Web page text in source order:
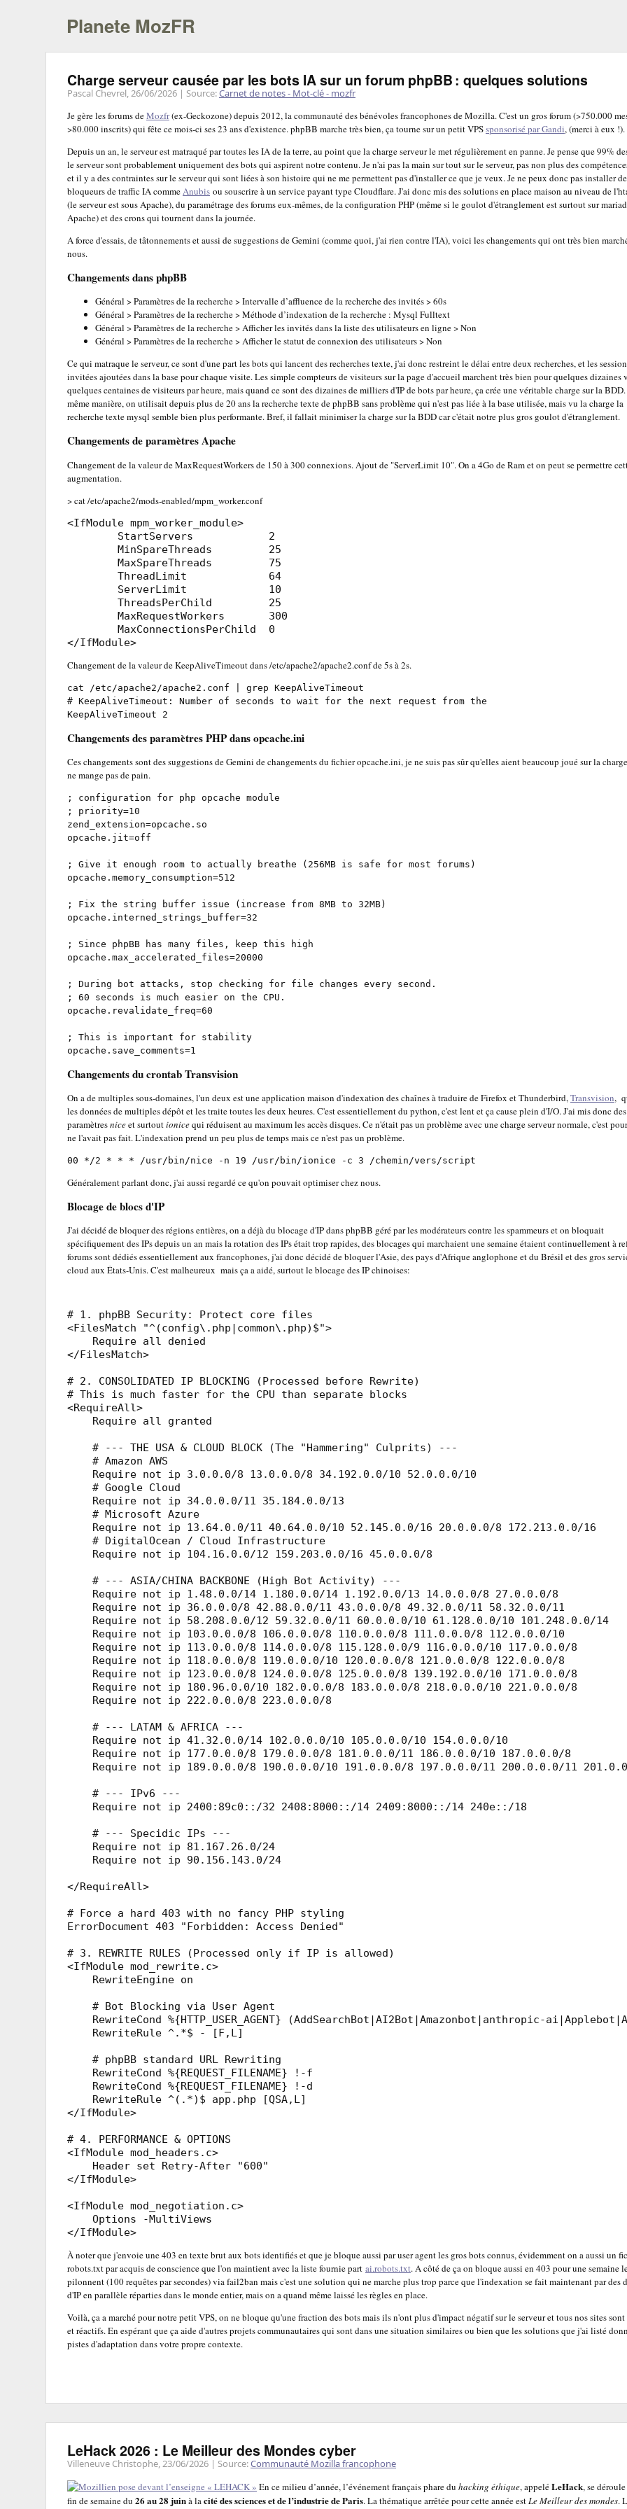
Planete MozFR
Charge serveur causée par les bots IA sur un forum phpBB : quelques solutions
Pascal Chevrel,26/06/2026 | Source:Carnet de notes - Mot-clé - mozfr
Je gère les forums deMozfr(ex-Geckozone) depuis 2012, la communauté des bénévoles francophones de Mozilla. C'est un gros forum (>750.000
>80.000 inscrits) qui fête ce mois-ci ses 23 ans d'existence. phpBB marche très bien, ça tourne sur un petit VPSsponsorisé par Gandi, (merci à eux !).
Depuis un an, le serveur est matraqué par toutes les IA de la terre, au point que la charge serveur le met régulièrement en panne. Je pense que 99%
le serveur sont probablement uniquement des bots qui aspirent notre contenu. Je n'ai pas la main sur tout sur le serveur, pas non plus des
et il y a des contraintes sur le serveur qui sont liées à son histoire qui ne me permettent pas d'installer ce que je veux. Je ne peux donc pas installer
bloqueurs de traffic IA commeAnubis ou souscrire à un service payant type Cloudflare. J'ai donc mis des solutions en place maison au niveau de
(le serveur est sous Apache), du paramétrage des forums eux-mêmes, de la configuration PHP (même si le goulot d'étranglement est surtout sur
Apache) et des crons qui tournent dans la journée.
A force d'essais, de tâtonnements et aussi de suggestions de Gemini (comme quoi, j'ai rien contre l'IA), voici les changements qui ont très bien
nous.
Changements dans phpBB
Général > Paramètres de la recherche > Intervalle d’affluence de la recherche des invités > 60s
Général > Paramètres de la recherche > Méthode d’indexation de la recherche : Mysql Fulltext
Général > Paramètres de la recherche > Afficher les invités dans la liste des utilisateurs en ligne > Non
Général > Paramètres de la recherche > Afficher le statut de connexion des utilisateurs > Non
Ce qui matraque le serveur, ce sont d'une part les bots qui lancent des recherches texte, j'ai donc restreint le délai entre deux recherches, et les
invitées ajoutées dans la base pour chaque visite. Les simple compteurs de visiteurs sur la page d'accueil marchent très bien pour quelques dizaines
quelques centaines de visiteurs par heure, mais quand ce sont des dizaines de milliers d'IP de bots par heure, ça crée une véritable charge sur la
même manière, on utilisait depuis plus de 20 ans la recherche texte de phpBB sans problème qui n'est pas liée à la base utilisée, mais vu la charge la
recherche texte mysql semble bien plus performante. Bref, il fallait minimiser la charge sur la BDD car c'était notre plus gros goulot d'étranglement.
Changements de paramètres Apache
Changement de la valeur de MaxRequestWorkers de 150 à 300 connexions. Ajout de "ServerLimit 10". On a 4Go de Ram et on peut se permettre
augmentation.
> cat /etc/apache2/mods-enabled/mpm_worker.conf
<IfModule mpm_worker_module>
        StartServers            2
        MinSpareThreads         25
        MaxSpareThreads         75
        ThreadLimit             64
        ServerLimit             10
        ThreadsPerChild         25
        MaxRequestWorkers       300
        MaxConnectionsPerChild  0
</IfModule>
Changement de la valeur de KeepAliveTimeout dans /etc/apache2/apache2.conf de 5s à 2s.
cat /etc/apache2/apache2.conf
# KeepAliveTimeout: Number of seconds to wait for the next request from the
KeepAliveTimeout 2
Changements des paramètres PHP dans opcache.ini
Ces changements sont des suggestions de Gemini de changements du fichier opcache.ini, je ne suis pas sûr qu'elles aient beaucoup joué sur la
ne mange pas de pain.
;
configuration for php opcache module
;
priority=10
zend_extension
opcache.jit=off
;
Give it enough room to actually breathe (256MB is safe for most forums)
opcache.memory_consumption=512
;
Fix the string buffer issue (increase from 8MB to 32MB)
opcache.interned_strings_buffer=32
;
Since phpBB has many files, keep this high
opcache.max_accelerated_files=20000
;
During bot attacks, stop checking for file changes every second.
;
60 seconds is much easier on the CPU.
opcache.revalidate_freq=60
;
This is important for stability
opcache.save_comments=1
Changements du crontab Transvision
On a de multiples sous-domaines, l'un deux est une application maison d'indexation des chaînes à traduire de Firefox et Thunderbird,Transvision,
les données de multiples dépôt et les traite toutes les deux heures. C'est essentiellement du python, c'est lent et ça cause plein d'I/O. J'ai mis donc des
paramètresniceet surtoutionicequi réduisent au maximum les accès disques. Ce n'était pas un problème avec une charge serveur normale, c'est
ne l'avait pas fait. L'indexation prend un peu plus de temps mais ce n'est pas un problème.
00 */2 * * * /usr/bin/nice -n 19 /usr/bin/ionice -c 3 /chemin/vers/script
Généralement parlant donc, j'ai aussi regardé ce qu'on pouvait optimiser chez nous.
Blocage de blocs d'IP
J'ai décidé de bloquer des régions entières, on a déjà du blocage d'IP dans phpBB géré par les modérateurs contre les spammeurs et on bloquait
spécifiquement des IPs depuis un an mais la rotation des IPs était trop rapides, des blocages qui marchaient une semaine étaient continuellement à
forums sont dédiés essentiellement aux francophones, j'ai donc décidé de bloquer l'Asie, des pays d'Afrique anglophone et du Brésil et des gros
cloud aux États-Unis. C'est malheureux mais ça a aidé, surtout le blocage des IP chinoises:
# 1. phpBB Security: Protect core files
<FilesMatch "^(config\.php|common\.php)$">
    Require all denied
</FilesMatch>
# 2. CONSOLIDATED IP BLOCKING (Processed before Rewrite)
# This is much faster for the CPU than separate blocks
<RequireAll>
    Require all granted
    # --- THE USA & CLOUD BLOCK (The "Hammering" Culprits) ---
    # Amazon AWS
    Require not ip 3.0.0.0/8 13.0.0.0/8 34.192.0.0/10 52.0.0.0/10
    # Google Cloud
    Require not ip 34.0.0.0/11 35.184.0.0/13
    # Microsoft Azure
    Require not ip 13.64.0.0/11 40.64.0.0/10 52.145.0.0/16 20.0.0.0/8 172.213.0.0/16
    # DigitalOcean / Cloud Infrastructure
    Require not ip 104.16.0.0/12 159.203.0.0/16 45.0.0.0/8
    # --- ASIA/CHINA BACKBONE (High Bot Activity) ---
    Require not ip 1.48.0.0/14 1.180.0.0/14 1.192.0.0/13 14.0.0.0/8 27.0.0.0/8
    Require not ip 36.0.0.0/8 42.88.0.0/11 43.0.0.0/8 49.32.0.0/11 58.32.0.0/11
    Require not ip 58.208.0.0/12 59.32.0.0/11 60.0.0.0/10 61.128.0.0/10 101.248.0.0/14
    Require not ip 103.0.0.0/8 106.0.0.0/8 110.0.0.0/8 111.0.0.0/8 112.0.0.0/10
    Require not ip 113.0.0.0/8 114.0.0.0/8 115.128.0.0/9 116.0.0.0/10 117.0.0.0/8
    Require not ip 118.0.0.0/8 119.0.0.0/10 120.0.0.0/8 121.0.0.0/8 122.0.0.0/8
    Require not ip 123.0.0.0/8 124.0.0.0/8 125.0.0.0/8 139.192.0.0/10 171.0.0.0/8
    Require not ip 180.96.0.0/10 182.0.0.0/8 183.0.0.0/8 218.0.0.0/10 221.0.0.0/8
    Require not ip 222.0.0.0/8 223.0.0.0/8
    # --- LATAM & AFRICA ---
    Require not ip 41.32.0.0/14 102.0.0.0/10 105.0.0.0/10 154.0.0.0/10
    Require not ip 177.0.0.0/8 179.0.0.0/8 181.0.0.0/11 186.0.0.0/10 187.0.0.0/8
Require not ip 189.0.0.0/8 190.0.0.0/10 191.0.0.0/8 197.0.0.0/11 200.0.0.0/11
    # --- IPv6 ---
    Require not ip 2400:89c0::/32 2408:8000::/14 2409:8000::/14 240e::/18
    # --- Specidic IPs ---
    Require not ip 81.167.26.0/24
    Require not ip 90.156.143.0/24
</RequireAll>
# Force a hard 403 with no fancy PHP styling
ErrorDocument 403 "Forbidden: Access Denied"
# 3. REWRITE RULES (Processed only if IP is allowed)
<IfModule mod_rewrite.c>
    RewriteEngine on
    # Bot Blocking via User Agent
RewriteCond %{HTTP_USER_AGENT} (AddSearchBot|AI2Bot|Amazonbot|anthropic-
    RewriteRule ^.*$ - [F,L]
    # phpBB standard URL Rewriting
    RewriteCond %{REQUEST_FILENAME} !-f
    RewriteCond %{REQUEST_FILENAME} !-d
    RewriteRule ^(.*)$ app.php [QSA,L]
</IfModule>
# 4. PERFORMANCE & OPTIONS
<IfModule mod_headers.c>
    Header set Retry-After "600"
</IfModule>
<IfModule mod_negotiation.c>
    Options -MultiViews
</IfModule>
À noter que j'envoie une 403 en texte brut aux bots identifiés et que je bloque aussi par user agent les gros bots connus, évidemment on a aussi un
robots.txt par acquis de conscience que l'on maintient avec la liste fournie part ai.robots.txt. A côté de ça on bloque aussi en 403 pour une semaine
pilonnent (100 requêtes par secondes) via fail2ban mais c'est une solution qui ne marche plus trop parce que l'indexation se fait maintenant par des
d'IP en parallèle réparties dans le monde entier, mais on a quand même laissé les règles en place.
Voilà, ça a marché pour notre petit VPS, on ne bloque qu'une fraction des bots mais ils n'ont plus d'impact négatif sur le serveur et tous nos sites
et réactifs. En espérant que ça aide d'autres projets communautaires qui sont dans une situation similaires ou bien que les solutions que j'ai listé
pistes d'adaptation dans votre propre contexte.
LeHack 2026 : Le Meilleur des Mondes cyber
Villeneuve Christophe,23/06/2026 | Source:Communauté Mozilla francophone
En ce milieu d’année, l’événement français phare du hacking éthique, appeléLeHack, se
fin de semaine du 26 au 28 juinà lacité des sciences et de l’industrie de Paris. La thématique arrêtée pour cette année estLe Meilleur des mondes.